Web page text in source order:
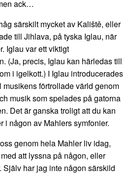
ack…
särskilt mycket av Kaliště, eller
till Jihlava, på tyska Iglau, när
Iglau var ett viktigt
(Ja, precis, Iglau kan härledas till
i igelkott.) I Iglau introducerades
förtrollade värld genom
musik som spelades på gatorna
Det är ganska troligt att du kan
i någon av Mahlers symfonier.
genom hela Mahler liv idag,
att lyssna på någon, eller
Själv har jag inte någon särskild